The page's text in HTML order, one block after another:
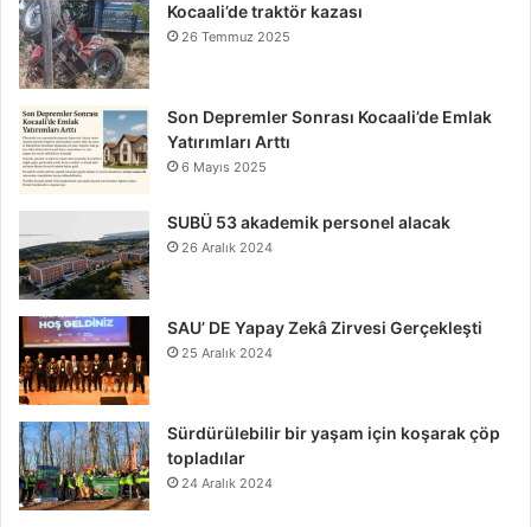
Kocaali’de traktör kazası
26 Temmuz 2025
Son Depremler Sonrası Kocaali’de Emlak
Yatırımları Arttı
6 Mayıs 2025
SUBÜ 53 akademik personel alacak
26 Aralık 2024
SAU’ DE Yapay Zekâ Zirvesi Gerçekleşti
25 Aralık 2024
Sürdürülebilir bir yaşam için koşarak çöp
topladılar
24 Aralık 2024